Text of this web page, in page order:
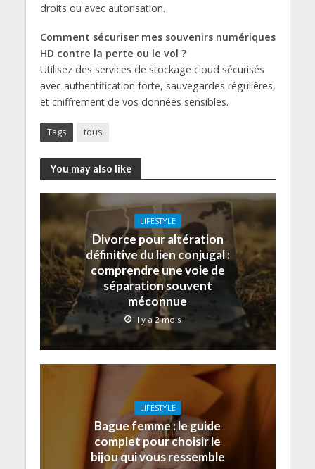
droits ou avec autorisation.
Comment sécuriser mes souvenirs numériques
HD contre la perte ou le vol ?
Utilisez des services de stockage cloud sécurisés
avec authentification forte, sauvegardes régulières,
et chiffrement de vos données sensibles.
Tags tous
You may also like
LIFESTYLE
Divorce pour altération
définitive du lien conjugal :
comprendre une voie de
séparation souvent
méconnue
Il y a 2 mois
LIFESTYLE
Bague femme : le guide
complet pour choisir le
bijou qui vous ressemble